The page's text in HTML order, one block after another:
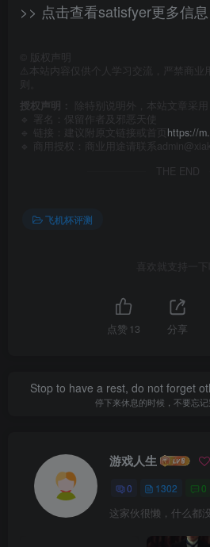
>> 点击查看satisfyer更多信息
版权声明
⚠️本站内容仅供个人学习交流，严禁商业
授权声明：
除特别说明外，本站文章采用
🔹 署名：保留作者及 邪恶天使
🔹 链接：建议附原文链接或首页 https://
🔹 商用授权：商业用途请联系
THE END
飞机杯评测
喜欢就支持一下
点赞 13 分享
Success is a battle between YOU
成功是一场和自己的
游戏人生
0 1302 0
这家伙很懒，什么都